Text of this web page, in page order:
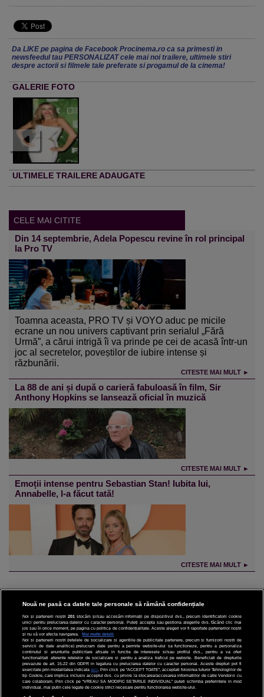
Da LIKE pe pagina de Facebook Procinema.ro ca sa primesti in
newsfeedul tau PERSONALIZAT cele mai noi trailere, ultimele stiri
despre actorii si filmele tale preferate si progamul de la cinema!
GALERIE FOTO
ULTIMELE TRAILERE ADAUGATE
CELE MAI CITITE
Din 14 septembrie, Adela Popescu revine în rol principal
la Pro TV
Toamna aceasta, PRO TV și VOYO aduc pe micile
ecrane un nou univers captivant prin serialul „Fără
Urmă”, a cărui intrigă îi va prinde pe cei de acasă într-un
joc al secretelor, poveștilor de iubire intense și
răzbunării.
CITESTE MAI MULT ►
La 88 de ani și după o carieră fabuloasă în film, Sir
Anthony Hopkins se lansează oficial în muzică
CITESTE MAI MULT ►
Emoții intense pentru Sebastian Stan! Iubita lui,
Annabelle, l-a făcut tată!
CITESTE MAI MULT ►
CINEMA
DIVERTISMENT
STIRI
TEHNOLOGIE
Nouă ne pasă ca datele tale personale să rămână confidențiale
Noi și partenerii noștri 201 stocăm și/sau accesăm informații pe dispozitivul dvs., precum identificatorii cookie
unici pentru prelucrarea datelor cu caracter personal. Puteți accepta sau gestiona alegerile dvs. făcând clic mai
jos sau în orice moment, pe pagina cu politica de confidențialitate. Aceste alegeri vor fi raportate partenerilor noștri
și nu vă vor afecta navigarea.
Mai multe detalii
Noi si partenerii nostri (retelele de socializare si agentiile de publicitate partenere, precum si furnizorii nostri de
servicii de date analitice) prelucram date pentru a permite website-ului sa functioneze, pentru a personaliza
continutul si anunturile publicitare afisate in functie de interesele si/sau profilul dvs., pentru a va oferi
functionalitati aferente retelelor de socializare si pentru a analiza traficul pe website. Beneficiati de drepturile
prevazute de art. 15-22 din GDPR in legatura cu prelucrarea datelor cu caracter personal. Aceste drepturi pot fi
exercitate prin modalitatea indicataaici . Prin click pe “ACCEPT TOATE”, acceptati folosirea tuturor Tehnologiilor de
tip Cookie, care implica inclusiv acceptul dvs. cu privire la stocarea/accesarea informatiilor de catre Vendor-ii cu
care colaboram. Prin click pe “VREAU SA MODIFIC SETARILE INDIVIDUAL” puteti schimba preferintele in mod
individual, mai putin cele legate de cookie strict necesare pentru functionarea website-ului.